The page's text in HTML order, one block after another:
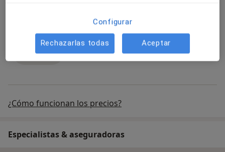
Visita Sucesiva de Fisioterapia y
Reservar
¿Cómo funcionan los precios?
Especialistas & aseguradoras
Configurar
Rechazarlas todas Aceptar